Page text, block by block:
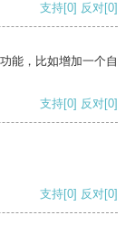
支持[0] 反对[0]
能，比如增加一个自
支持[0] 反对[0]
支持[0] 反对[0]